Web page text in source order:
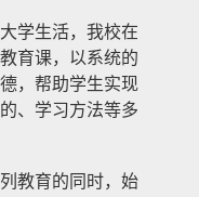
学生活，我校在
育课，以系统的
，帮助学生实现
、学习方法等多
教育的同时，始